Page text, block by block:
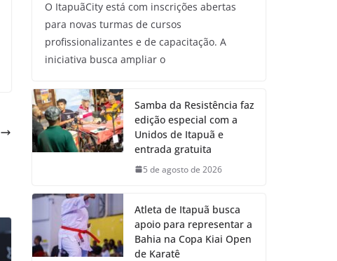
O ItapuãCity está com inscrições abertas
para novas turmas de cursos
profissionalizantes e de capacitação. A
iniciativa busca ampliar o
Samba da Resistência faz
edição especial com a
Unidos de Itapuã e
entrada gratuita
5 de agosto de 2026
Atleta de Itapuã busca
apoio para representar a
Bahia na Copa Kiai Open
de Karatê